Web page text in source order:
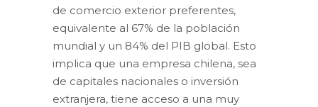
de comercio exterior preferentes,
equivalente al 67% de la población
mundial y un 84% del PIB global. Esto
implica que una empresa chilena, sea
de capitales nacionales o inversión
extranjera, tiene acceso a una muy